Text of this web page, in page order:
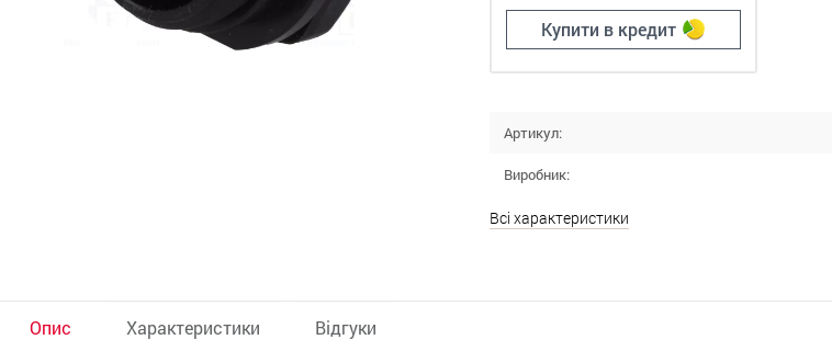
Купити в кредит
Артикул:
Виробник:
Всі характеристики
Опис Характеристики Відгуки